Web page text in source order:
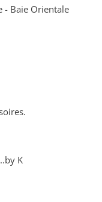
- Baie Orientale
K